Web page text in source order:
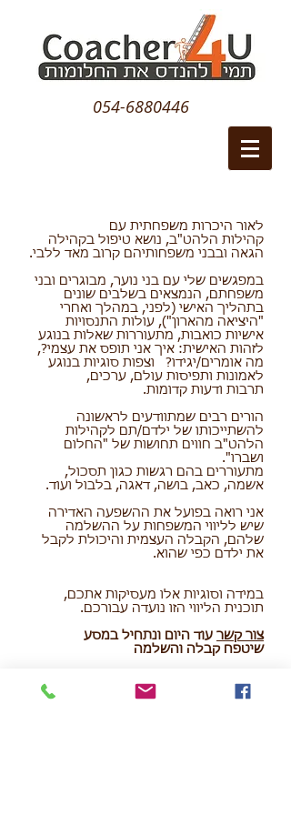
054-6880446
לאור היכרות משפחתית עם
קהילות הלהט"ב, נושא טיפול בקהילה
הגאה ובבני משפחותיהם קרוב מאד ללבי.
במפגשים שלי עם בני נוער, מבוגרים ובני
משפחתם, הנמצאים בשלבים שונים
בתהליך האישי (לפני, במהלך ואחרי
"היציאה מהארון"), עולות התנסויות
אישיות כואבות, מתעוררות שאלות בנוגע
לזהות האישית: איך אני תופס את עצמי?,
מה אומרים/יגידו? וצפות סוגיות בנוגע
לאמונות ותפיסות עולם, ערכים,
תרבות ודעות קדומות.
הורים רבים שמתוודעים לראשונה
להשתייכותו של ילדם/תם לקהילות
הלהט"ב חווים תחושות של "החלום
ושברו".
מתעוררים בהם רגשות כגון תסכול,
אשמה, כאב, בושה, דאגה, בלבול ועוד.
אני רואה בפועל את ההשפעה האדירה
שיש לליווי המשפחות על ההשלמה
שלהם, הקבלה העצמית והיכולת לקבל
את ילדם כפי שהוא.
במידה וסוגיות אלו מעסיקות אתכם,
תוכנית הליווי הזו נועדה עבורכם.
צור קשר עוד היום ונתחיל במסע
שיטפח קבלה והשלמה